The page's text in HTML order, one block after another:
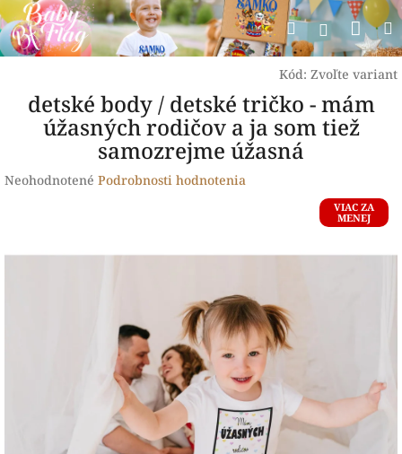
Prejsť
na
obsah
Hľadať
Kód: Zvoľte variant
detské body / detské tričko - mám
úžasných rodičov a ja som tiež
samozrejme úžasná
Priemerné
0,0
Neohodnotené Podrobnosti hodnotenia
VIAC ZA
MENEJ